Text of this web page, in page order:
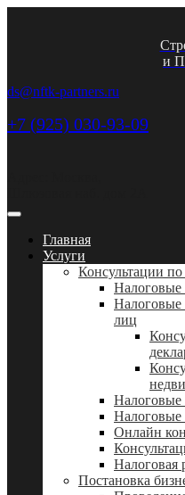
и
ds@nftk-partners.ru
+7 (925) 030-93-09
Главная
Услуги
Консультации
Налоговые
Налоговые
лиц
Налоговые
Налоговые
Онлайн
Налоговая
Постановка